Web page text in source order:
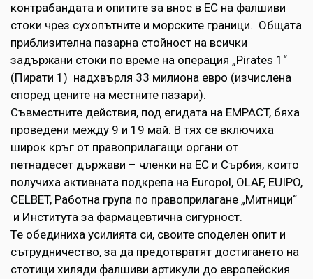
контрабандата и опитите за внос в ЕС на фалшиви
стоки чрез сухопътните и морските граници. Общата
приблизителна пазарна стойност на всички
задържани стоки по време на операция „Pirates 1“
(Пирати 1) надхвърля 33 милиона евро (изчислена
според цените на местните пазари).
Съвместните действия, под егидата на EMPACT, бяха
проведени между 9 и 19 май. В тях се включиха
широк кръг от правоприлагащи органи от
петнадесет държави – членки на ЕС и Сърбия, които
получиха активната подкрепа на Europol, OLAF, EUIPO,
CELBET, Работна група по правоприлагане „Митници“
и Института за фармацевтична сигурност.
Те обединиха усилията си, своите споделен опит и
сътрудничество, за да предотвратят достигането на
стотици хиляди фалшиви артикули до европейския